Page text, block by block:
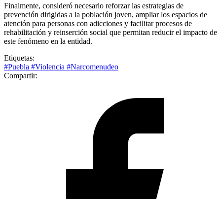
Finalmente, consideró necesario reforzar las estrategias de
prevención dirigidas a la población joven, ampliar los espacios de
atención para personas con adicciones y facilitar procesos de
rehabilitación y reinserción social que permitan reducir el impacto de
este fenómeno en la entidad.
Etiquetas:
#Puebla #Violencia #Narcomenudeo
Compartir: